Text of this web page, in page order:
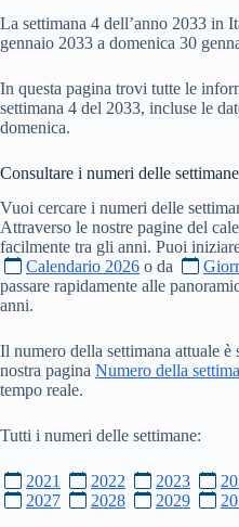
La settimana 4 dell’anno 2033 in
gennaio 2033 a domenica 30
In questa pagina trovi tutte le
settimana 4 del 2033, incluse le
domenica.
Consultare i numeri delle
Vuoi cercare i numeri delle
Attraverso le nostre pagine del
facilmente tra gli anni. Puoi
Calendario 2026 o da
passare rapidamente alle
anni.
Il numero della settimana attuale è
nostra pagina Numero della
tempo reale.
Tutti i numeri delle settimane:
2021 2022 2023
2027
2028 2029